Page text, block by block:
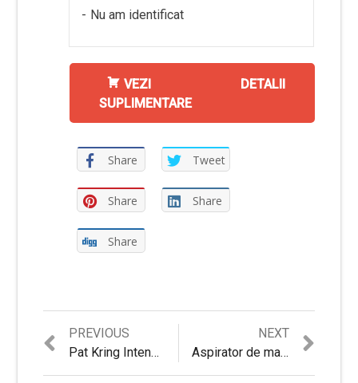
Nu am identificat
VEZI DETALII
SUPLIMENTARE
Share Tweet
Share Share
Share
Navigare
PREVIOUS
Previous
post:
Pat Kring Intense | Review si Pareri personale
NEXT
post:
Aspirator de mana Concept VP4351 | Review si Pareri pertinente